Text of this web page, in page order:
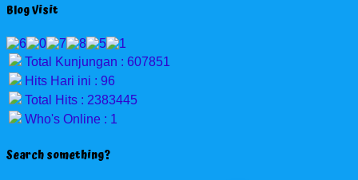
Blog Visit
Total Kunjungan : 607851
Hits Hari ini : 96
Total Hits : 2383445
Who's Online : 1
Search something?